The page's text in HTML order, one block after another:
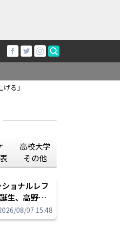
る」
高校大学
その他
ョナルレフ
生、高野晃
社員生活に別
を決断
08/07 15:48